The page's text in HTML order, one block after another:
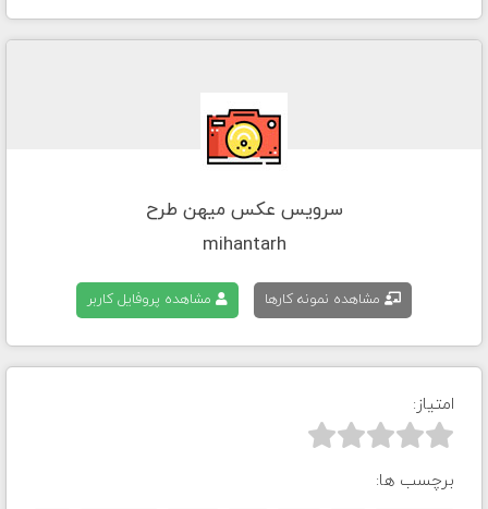
سرویس عکس میهن طرح
mihantarh
مشاهده نمونه کارها مشاهده پروفایل کاربر
امتیاز:



برچسب ها: